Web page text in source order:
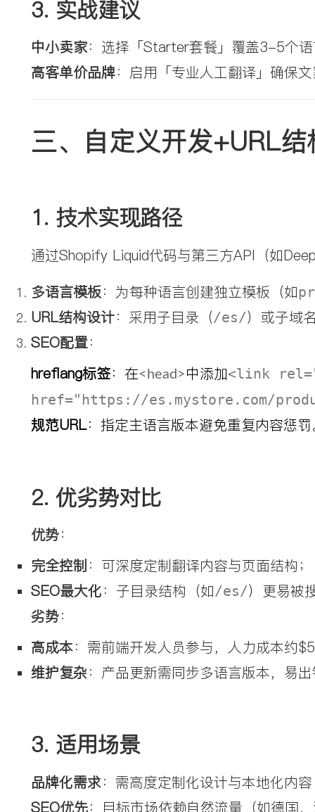
3. 实战建议
中小卖家：选择「Starter套餐」覆盖3-5个
高客单价品牌：启用「专业人工翻译」确保
三、自定义开发+URL
1. 技术实现路径
通过Shopify Liquid代码与第三方API（如
多语言模板：为每种语言创建独立模板（如
URL结构设计：采用子目录（/es/）或子域
SEO配置：
hreflang标签：在<head> 中添加<link
href="https://es.mystore.com/
规范URL：指定主语言版本避免重复内容惩
2. 优劣势对比
优势：
完全控制 ：可深度定制翻译内容与页面结构；
SEO最大化：子目录结构（如/es/）更易被
劣势：
高成本：需前端开发人员参与，人力成本约
维护复杂：产品更新需同步多语言版本，易
3. 适用场景
品牌化需求：需高度定制化设计与本地化内
SEO优先：目标市场依赖自然流量（如德国